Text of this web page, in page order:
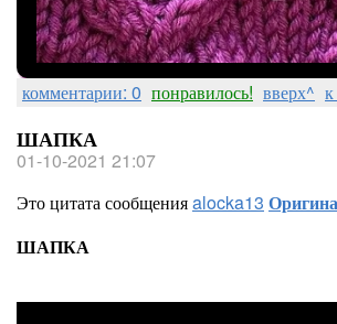
комментарии: 0 понравилось! вверх^
ШАПКА
01-10-2021 21:07
Это цитата сообщенияalocka13
ШАПКА